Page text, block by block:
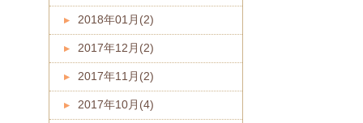
2018年01月(2)
2017年12月(2)
2017年11月(2)
2017年10月(4)